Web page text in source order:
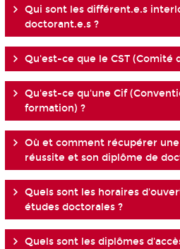
Qui sont les différent.e.s
doctorant.e.s ?
Qu'est-ce que le CST (Comité
Qu'est-ce qu'une Cif
formation) ?
Où et comment récupérer
réussite et son diplôme de
Quels sont les horaires
études doctorales ?
Quels sont les diplômes